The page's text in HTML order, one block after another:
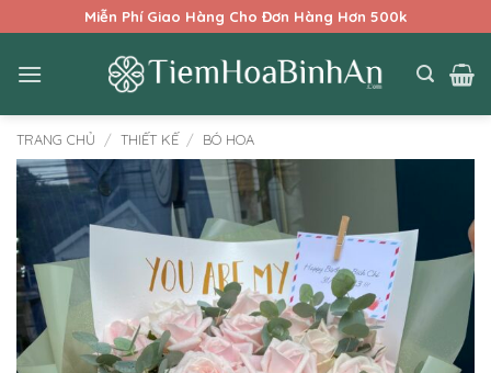
qua
nội
Miễn Phí Giao Hàng Cho Đơn Hàng Hơn 500k
TRANG CHỦ / THIẾT KẾ / BÓ HOA